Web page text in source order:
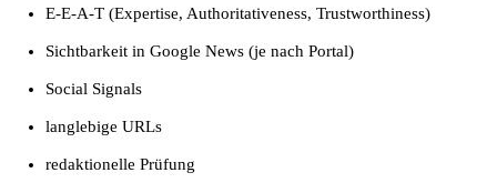
E-E-A-T (Expertise, Authoritativeness, Trustworthiness)
Sichtbarkeit in Google News (je nach Portal)
Social Signals
langlebige URLs
redaktionelle Prüfung